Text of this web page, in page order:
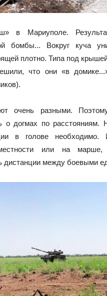
в Мариуполе.
бомбы... Вокруг куча
плотно. Типа под
что они «в
очень разными.
о догмах по расстояниям.
в голове необходимо.
или на марше,
дистанции между боевыми